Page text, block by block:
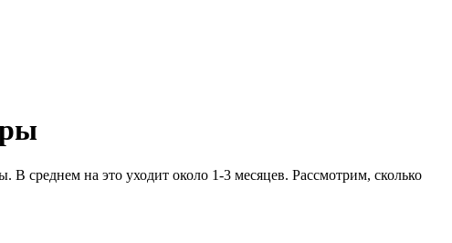
В среднем на это уходит около 1-3 месяцев. Рассмотрим, сколько